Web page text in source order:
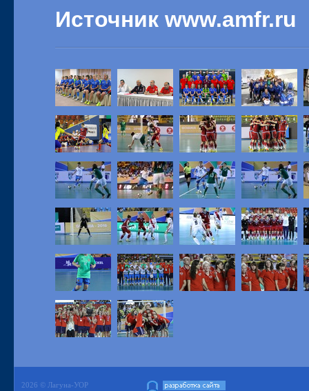
Источник www.amfr.ru
2026 © Лагуна-УОР